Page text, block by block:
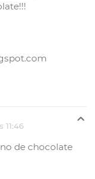
11:46
de chocolate